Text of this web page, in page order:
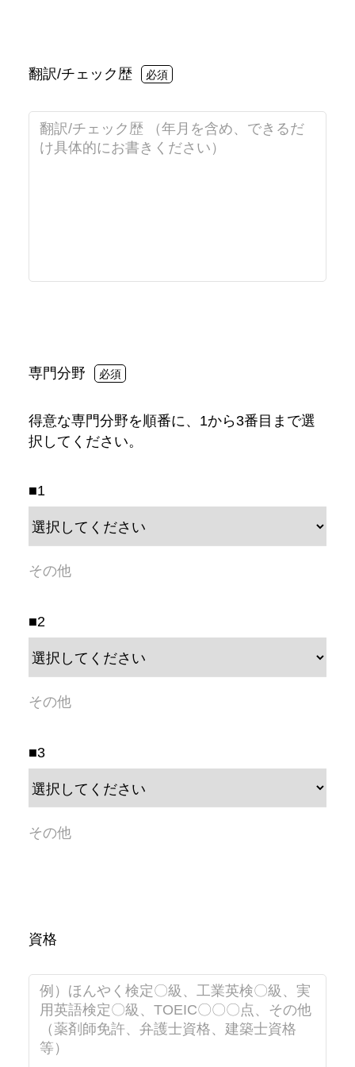
翻訳/チェック歴
専門分野
得意な専門分野を順番に、1から3番目まで選
択してください。
■1
■2
■3
資格